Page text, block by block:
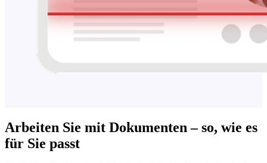
Arbeiten Sie mit Dokumenten – so, wie es
für Sie passt